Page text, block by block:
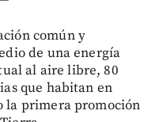
común y
de una energía
al aire libre, 80
que habitan en
la primera promoción